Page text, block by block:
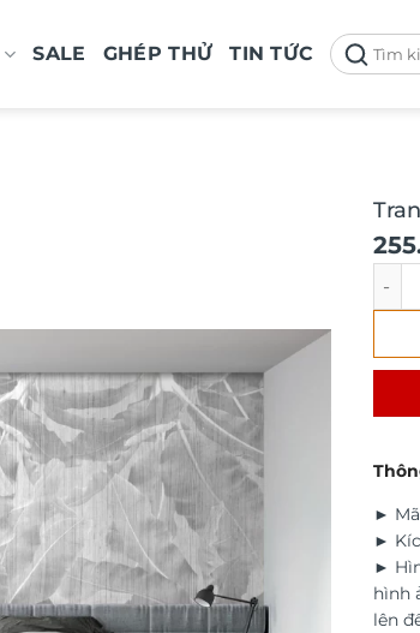
SALE GHÉP THỬ TIN TỨC
Tìm
kiếm:
Giá
gốc
là:
Giá
tại
là:
► Mã
►
►
hình
lên